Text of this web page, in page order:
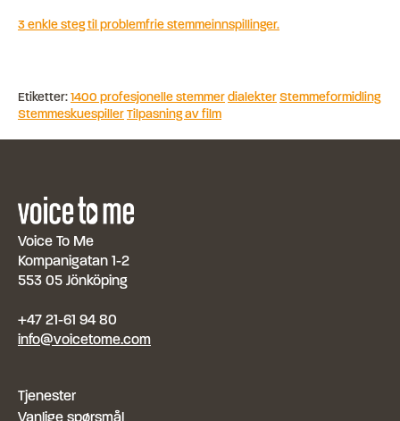
3 enkle steg til problemfrie stemmeinnspillinger.
Etiketter:1400 profesjonelle stemmerdialekterStemmeformidling
StemmeskuespillerTilpasning av film
Voice To Me
Kompanigatan 1-2
553 05 Jönköping
+47 21-61 94 80
info@voicetome.com
Tjenester
Vanlige spørsmål